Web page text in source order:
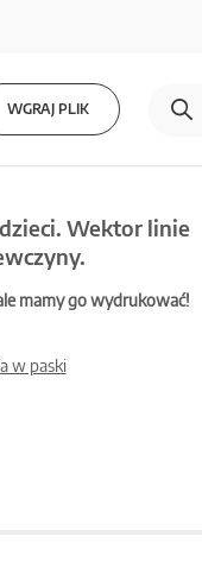
WGRAJ PLIK
Wektor linie
mamy go wydrukować!
w paski